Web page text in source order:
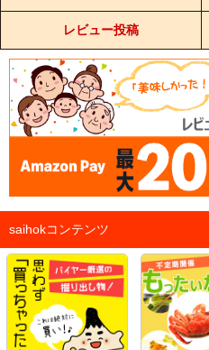
レビュー投稿
saihokコンテンツ